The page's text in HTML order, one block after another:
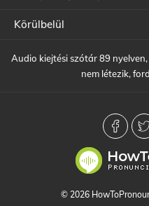
Körülbelül
Audio kiejtési szótár 89
nem létezik,
© 2026